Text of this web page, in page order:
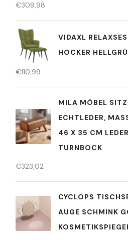
€309,98
VIDAXL
HOCKER
€110,99
MILA MÖBEL
ECHTLEDER,
46 X 35 CM
TURNBOCK
€323,02
CYCLOPS
AUGE SCHMINK